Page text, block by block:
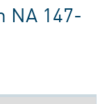
NA 147-